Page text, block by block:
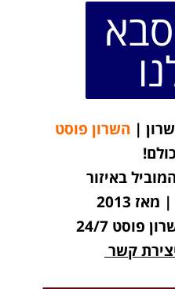
| השרון פוסט
באיזור
2013
פוסט 24/7
קשר